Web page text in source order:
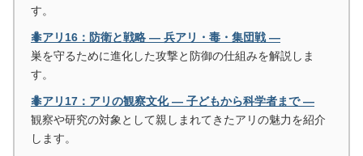
す。
🐜アリ16：防衛と戦略 ― 兵アリ・毒・集団戦 ―
巣を守るために進化した攻撃と防御の仕組みを解説しま
す。
🐜アリ17：アリの観察文化 ― 子どもから科学者まで ―
観察や研究の対象として親しまれてきたアリの魅力を紹介
します。